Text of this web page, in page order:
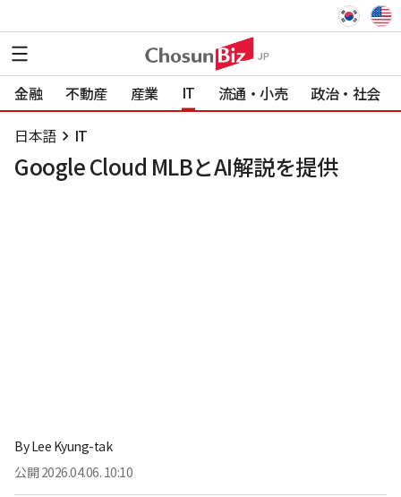
金融 不動産 産業 IT 流通・小売 政治・社会
日本語 IT
Google Cloud MLBとAI解説を提供
ByLee Kyung-tak
公開 2026.04.06. 10:10